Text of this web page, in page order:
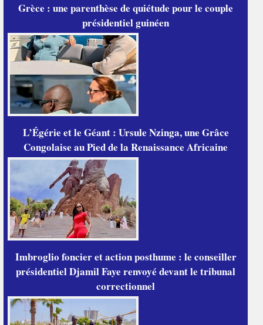
Grèce : une parenthèse de quiétude pour le couple
présidentiel guinéen
L’Égérie et le Géant : Ursule Nzinga, une Grâce
Congolaise au Pied de la Renaissance Africaine
Imbroglio foncier et action posthume : le conseiller
présidentiel Djamil Faye renvoyé devant le tribunal
correctionnel